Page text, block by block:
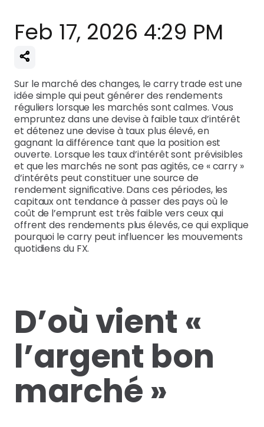
Feb 17, 2026 4:29 PM
Sur le marché des changes, le carry trade est une
idée simple qui peut générer des rendements
réguliers lorsque les marchés sont calmes. Vous
empruntez dans une devise à faible taux d’intérêt
et détenez une devise à taux plus élevé, en
gagnant la différence tant que la position est
ouverte. Lorsque les taux d’intérêt sont prévisibles
et que les marchés ne sont pas agités, ce « carry »
d’intérêts peut constituer une source de
rendement significative. Dans ces périodes, les
capitaux ont tendance à passer des pays où le
coût de l’emprunt est très faible vers ceux qui
offrent des rendements plus élevés, ce qui explique
pourquoi le carry peut influencer les mouvements
quotidiens du FX.
D’où vient «
l’argent bon
marché »